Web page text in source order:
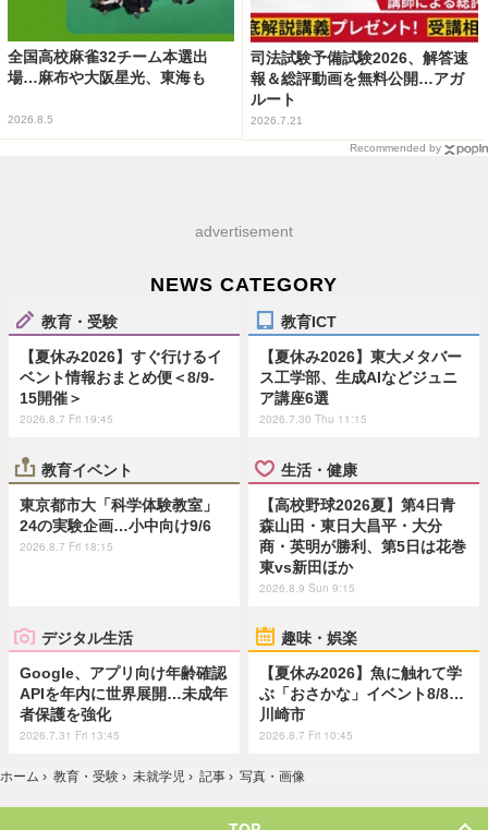
全国高校麻雀32チーム本選出
場…麻布や大阪星光、東海も
2026.8.5
司法試験予備試験2026、解答速
報＆総評動画を無料公開…アガ
ルート
2026.7.21
Recommended by
advertisement
NEWS CATEGORY
教育・受験
【夏休み2026】すぐ行けるイ
ベント情報おまとめ便＜8/9-
15開催＞
2026.8.7 Fri 19:45
教育ICT
【夏休み2026】東大メタバー
ス工学部、生成AIなどジュニ
ア講座6選
2026.7.30 Thu 11:15
教育イベント
東京都市大「科学体験教室」
24の実験企画…小中向け9/6
2026.8.7 Fri 18:15
生活・健康
【高校野球2026夏】第4日青
森山田・東日大昌平・大分
商・英明が勝利、第5日は花巻
東vs新田ほか
2026.8.9 Sun 9:15
デジタル生活
Google、アプリ向け年齢確認
APIを年内に世界展開…未成年
者保護を強化
2026.7.31 Fri 13:45
趣味・娯楽
【夏休み2026】魚に触れて学
ぶ「おさかな」イベント8/8…
川崎市
2026.8.7 Fri 10:45
ホーム › 教育・受験 › 未就学児 › 記事 › 写真・画像